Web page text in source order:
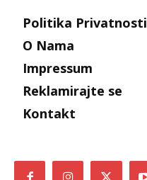
Politika Privatnosti
O Nama
Impressum
Reklamirajte se
Kontakt